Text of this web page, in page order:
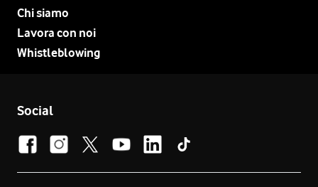
Chi siamo
Lavora con noi
Whistleblowing
Social